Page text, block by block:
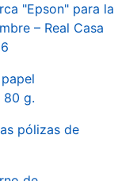
"Epson" para la
– Real Casa
80 g.
pólizas de